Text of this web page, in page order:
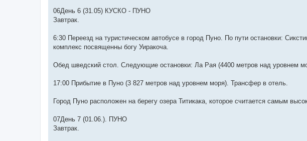
06День 6 (31.05) КУСКО - ПУНО
Завтрак.
6:30 Переезд на туристическом автобусе в город Пуно. По пути остановки:
комплекс посвященны богу Уиракоча.
Oбед шведский стол. Следующие остановки: Ла Рая (4400 метров над уровнем
17:00 Прибытие в Пуно (3 827 метров над уровнем моря). Трансфер в отель.
Город Пуно расположен на берегу озера Титикака, которое считается самым
07День 7 (01.06.). ПУНО
Завтрак.